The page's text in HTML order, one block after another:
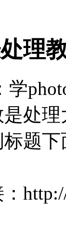
理
学
理
题